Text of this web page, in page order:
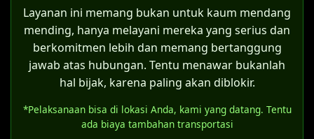
Bagi pasangan yang menikah siri, sangat
disarankan untuk mengajukanitsbat nikah
di Pengadilan Agama Turkiterlebih dahulu
agar pernikahan tersebut sah menurut
hukum negara dan mendapatkan akta nikah
Meskipun bisa membuat KK, status "kawin
memiliki halangan kawin menurut UU No.
1 Tahun 1974.
Kategori kelima inilah yang menjadi celah
hukum bagi pernikahan siri. Asalkan
semua rukun dan syarat sahnya nikah
sesuai hukum Islam (sebagaimana
Layanan ini memang bukan untuk kaum mendang
mending, hanya melayani mereka yang serius dan
berkomitmen lebih dan memang bertanggung
jawab atas hubungan. Tentu menawar bukanlah
hal bijak, karena paling akan diblokir.
*Pelaksanaan bisa di lokasi Anda, kami yang datang. Tentu
ada biaya tambahan transportasi